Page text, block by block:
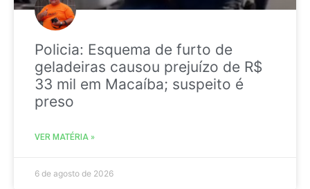
Policia: Esquema de furto de
geladeiras causou prejuízo de R$
33 mil em Macaíba; suspeito é
preso
VER MATÉRIA »
6 de agosto de 2026